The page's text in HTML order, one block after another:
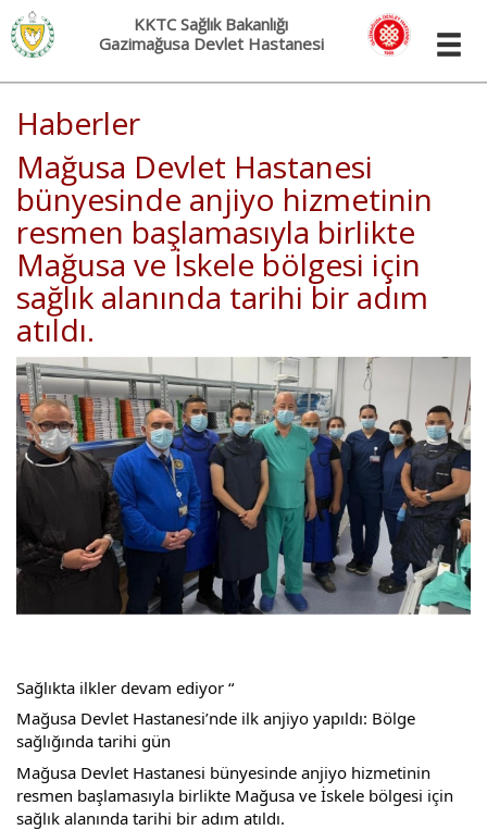
KKTC Sağlık Bakanlığı
Gazimağusa Devlet Hastanesi
Haberler
Mağusa Devlet Hastanesi
bünyesinde anjiyo hizmetinin
resmen başlamasıyla birlikte
Mağusa ve İskele bölgesi için
sağlık alanında tarihi bir adım
atıldı.
Sağlıkta ilkler devam ediyor “
Mağusa Devlet Hastanesi’nde ilk anjiyo yapıldı: Bölge
sağlığında tarihi gün
Mağusa Devlet Hastanesi bünyesinde anjiyo hizmetinin
resmen başlamasıyla birlikte Mağusa ve İskele bölgesi için
sağlık alanında tarihi bir adım atıldı.